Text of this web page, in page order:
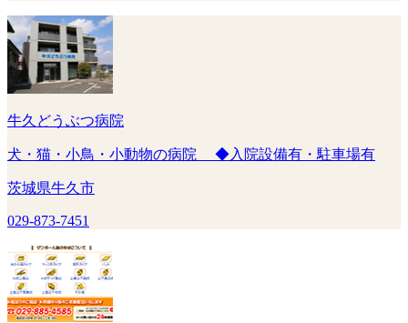
牛久どうぶつ病院
犬・猫・小鳥・小動物の病院 ◆入院設備有・駐車場有
茨城県牛久市
029-873-7451